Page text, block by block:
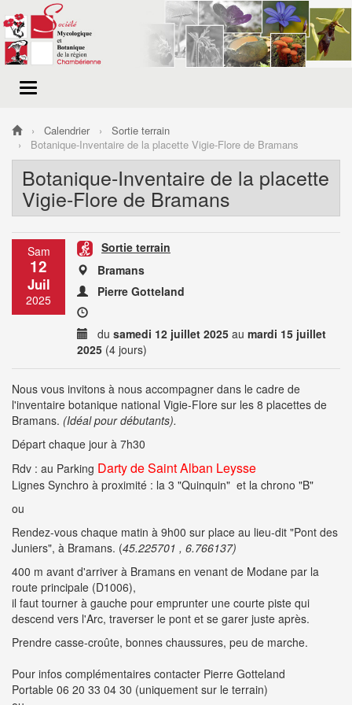
Menu
Calendrier
Sortie terrain
Botanique-Inventaire de la placette Vigie-Flore de Bramans
Botanique-Inventaire de la placette
Vigie-Flore de Bramans
Sam
12
Juil
2025
Sortie terrain
Bramans
Pierre Gotteland
du samedi 12 juillet 2025 au mardi 15 juillet
2025 (4 jours)
Nous vous invitons à nous accompagner dans le cadre de
l'inventaire botanique national Vigie-Flore sur les 8 placettes de
Bramans. (Idéal pour débutants).
Départ chaque jour à 7h30
Rdv : au Parking Darty de Saint Alban Leysse
Lignes Synchro à proximité : la 3 "Quinquin" et la chrono "B"
ou
Rendez-vous chaque matin à 9h00 sur place au lieu-dit "Pont des
Juniers", à Bramans. (45.225701 , 6.766137)
400 m avant d'arriver à Bramans en venant de Modane par la
route principale (D1006),
il faut tourner à gauche pour emprunter une courte piste qui
descend vers l'Arc, traverser le pont et se garer juste après.
Prendre casse-croûte, bonnes chaussures, peu de marche.
Pour infos complémentaires contacter Pierre Gotteland
Portable 06 20 33 04 30 (uniquement sur le terrain)